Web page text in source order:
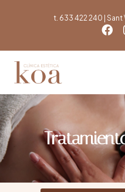
t. 633 422 240 | Sant